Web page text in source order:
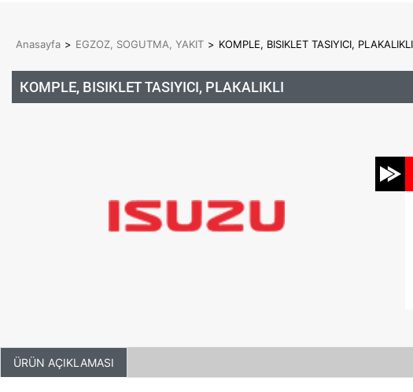
Anasayfa > EGZOZ, SOGUTMA, YAKIT > KOMPLE, BISIKLET TASIYICI,
KOMPLE, BISIKLET TASIYICI, PLAKALIKLI
ÜRÜN AÇIKLAMASI